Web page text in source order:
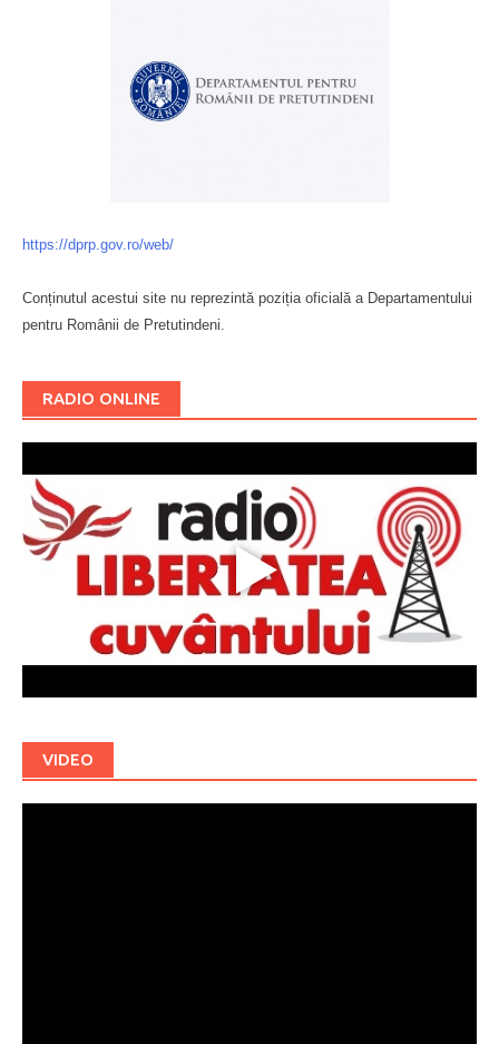
https://dprp.gov.ro/web/
Conținutul acestui site nu reprezintă poziția oficială a Departamentului
pentru Românii de Pretutindeni.
RADIO ONLINE
VIDEO